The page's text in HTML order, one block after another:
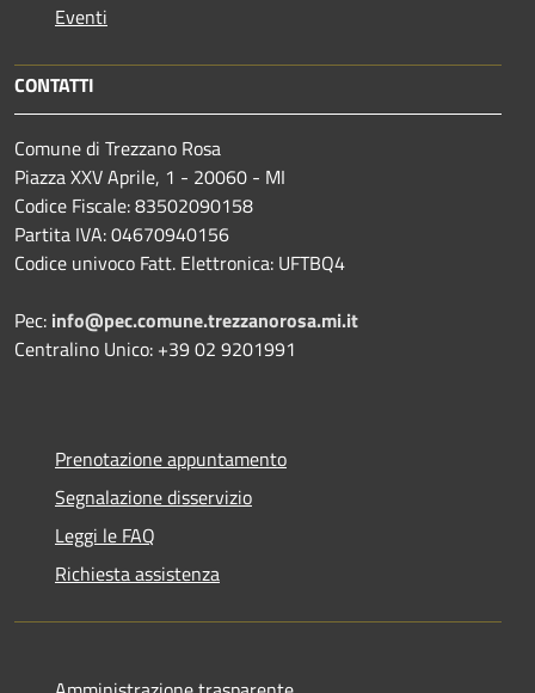
Eventi
CONTATTI
Comune di Trezzano Rosa
Piazza XXV Aprile, 1 - 20060 - MI
Codice Fiscale: 83502090158
Partita IVA: 04670940156
Codice univoco Fatt. Elettronica: UFTBQ4
Pec: info@pec.comune.trezzanorosa.mi.it
Centralino Unico: +39 02 9201991
Prenotazione appuntamento
Segnalazione disservizio
Leggi le FAQ
Richiesta assistenza